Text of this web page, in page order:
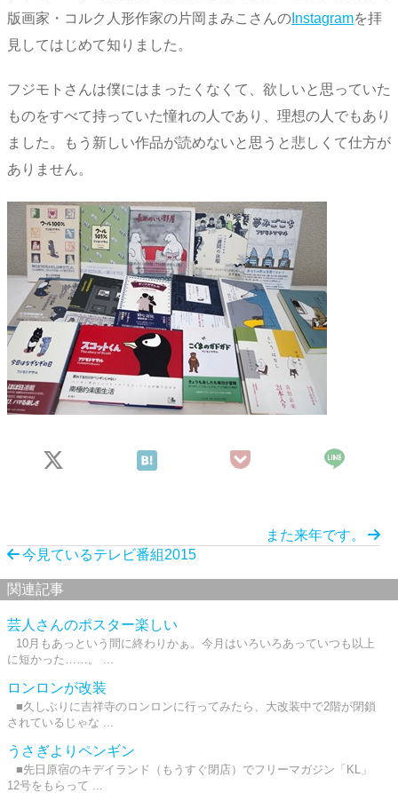
版画家・コルク人形作家の片岡まみこさんの Instagramを拝
見してはじめて知りました。
フジモトさんは僕にはまったくなくて、欲しいと思っていた
ものをすべて持っていた憧れの人であり、理想の人でもあり
ました。もう新しい作品が読めないと思うと悲しくて仕方が
ありません。
また来年です。
今見ているテレビ番組2015
関連記事
芸人さんのポスター楽しい
10月もあっという間に終わりかぁ。今月はいろいろあっていつも以上
に短かった……。 ...
ロンロンが改装
■久しぶりに吉祥寺のロンロンに行ってみたら、大改装中で2階が閉鎖
されているじゃな ...
うさぎよりペンギン
■先日原宿のキデイランド（もうすぐ閉店）でフリーマガジン「KL」
12号をもらって ...